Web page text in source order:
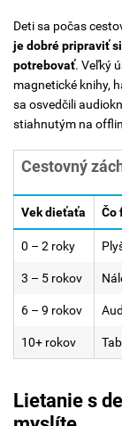
Deti sa počas
je dobré pripraviť
potrebovať. Veľký
magnetické knihy,
sa osvedčili
stiahnutým na
Cestovný
Vek dieťaťa Čo
0 – 2 roky
3 – 5 rokov
6 – 9 rokov
10+ rokov
Lietanie s